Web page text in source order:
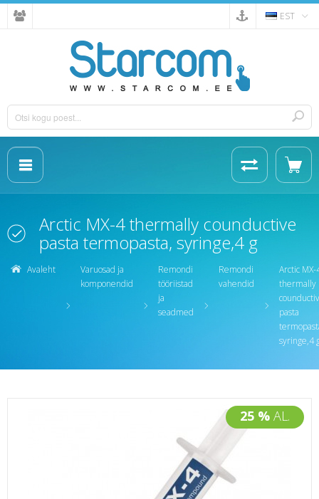
EST
Arctic MX-4 thermally counductive
pasta termopasta, syringe,4 g
Avaleht
Varuosad ja
komponendid
Remondi
tööriistad
ja
seadmed
Remondi
vahendid
Arctic MX-
thermally
pasta
syringe,4
25 % AL.